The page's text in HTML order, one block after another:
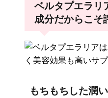
ベルタプエラリ
成分だからこそ
もちもちした潤